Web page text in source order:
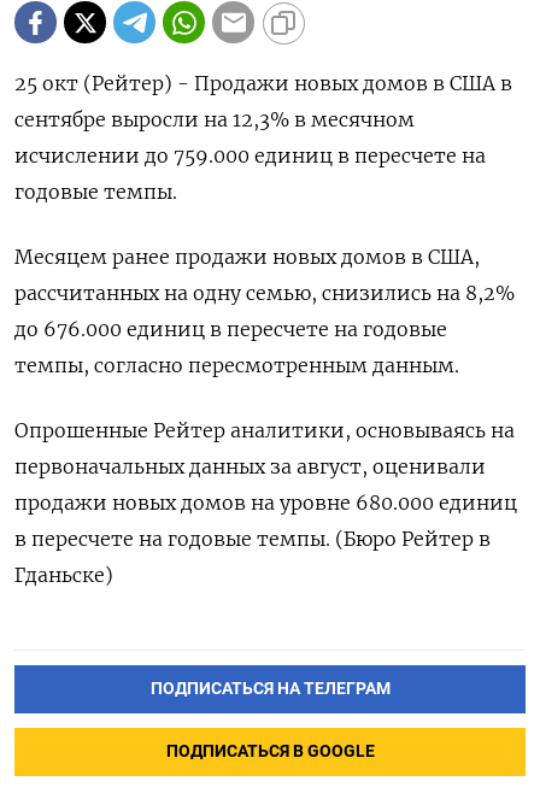
25 окт (Рейтер) - Продажи новых домов в США в
сентябре выросли на 12,3% в месячном
исчислении до 759.000 единиц в пересчете на
годовые темпы.
Месяцем ранее продажи новых домов в США,
рассчитанных на одну семью, снизились на 8,2%
до 676.000 единиц в пересчете на годовые
темпы, согласно пересмотренным данным.
Опрошенные Рейтер аналитики, основываясь на
первоначальных данных за август, оценивали
продажи новых домов на уровне 680.000 единиц
в пересчете на годовые темпы. (Бюро Рейтер в
Гданьске)
ПОДПИСАТЬСЯ НА ТЕЛЕГРАМ
ПОДПИСАТЬСЯ В GOOGLE